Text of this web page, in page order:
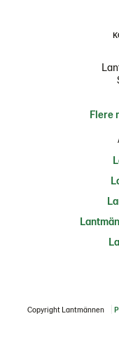
Flere
Copyright Lantmännen